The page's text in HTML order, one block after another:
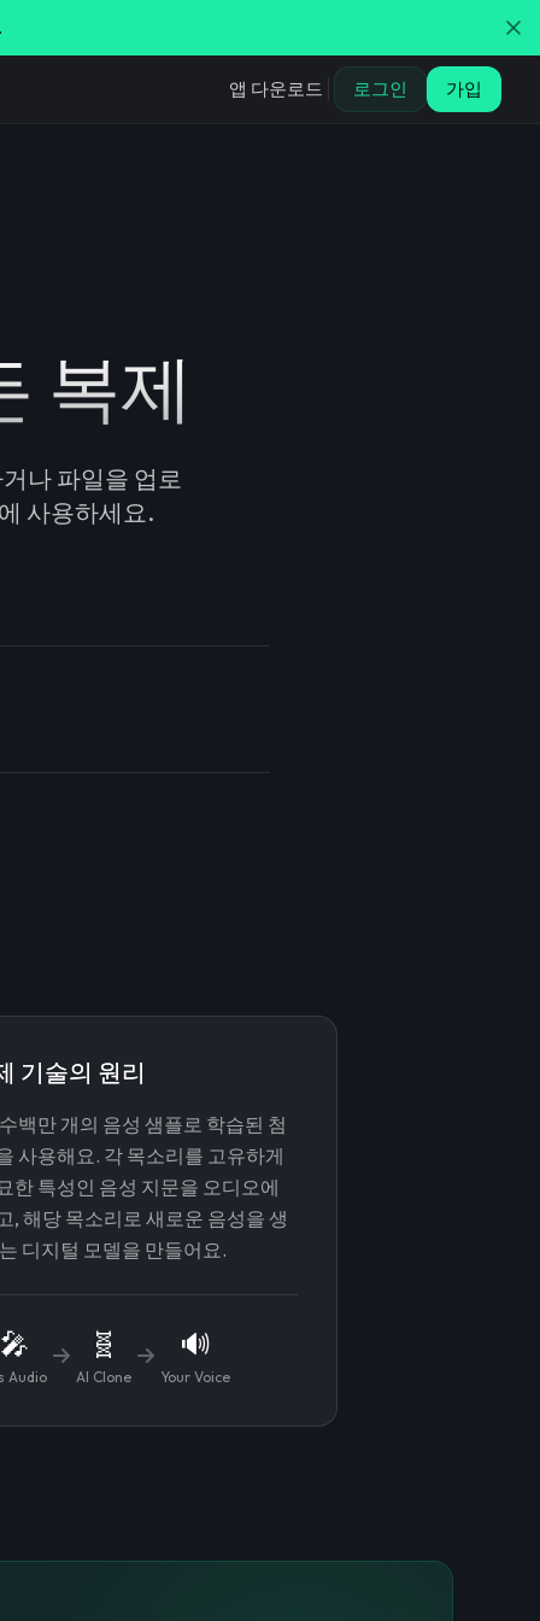
앱 다운로드 로그인 가입
복제
나 파일을 업로
사용하세요.
기술의 원리
백만 개의 음성 샘플로 학습된 첨
사용해요. 각 목소리를 고유하게
한 특성인 음성 지문을 오디오에
, 해당 목소리로 새로운 음성을 생
디지털 모델을 만들어요.
🎤
Audio
🧬
AI Clone
🔊
Your Voice